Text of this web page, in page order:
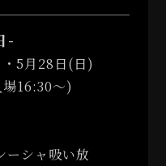
-
5月28日(日)
16:30〜)
シャ吸い放